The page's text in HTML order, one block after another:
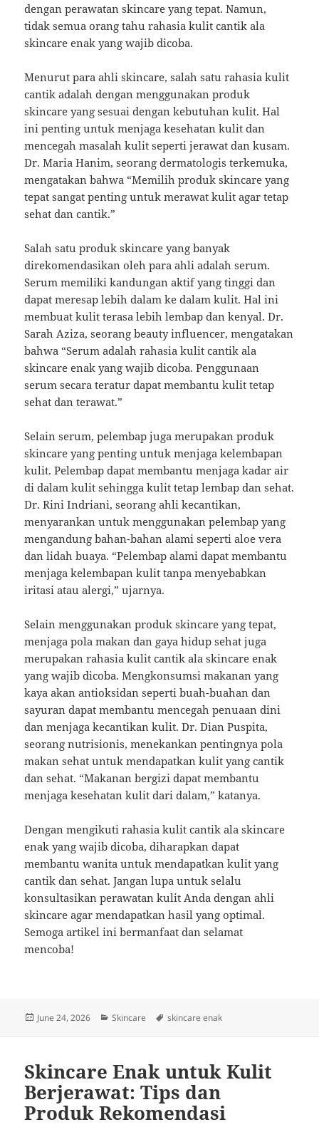
dengan perawatan skincare yang tepat. Namun,
tidak semua orang tahu rahasia kulit cantik ala
skincare enak yang wajib dicoba.
Menurut para ahli skincare, salah satu rahasia kulit
cantik adalah dengan menggunakan produk
skincare yang sesuai dengan kebutuhan kulit. Hal
ini penting untuk menjaga kesehatan kulit dan
mencegah masalah kulit seperti jerawat dan kusam.
Dr. Maria Hanim, seorang dermatologis terkemuka,
mengatakan bahwa “Memilih produk skincare yang
tepat sangat penting untuk merawat kulit agar tetap
sehat dan cantik.”
Salah satu produk skincare yang banyak
direkomendasikan oleh para ahli adalah serum.
Serum memiliki kandungan aktif yang tinggi dan
dapat meresap lebih dalam ke dalam kulit. Hal ini
membuat kulit terasa lebih lembap dan kenyal. Dr.
Sarah Aziza, seorang beauty influencer, mengatakan
bahwa “Serum adalah rahasia kulit cantik ala
skincare enak yang wajib dicoba. Penggunaan
serum secara teratur dapat membantu kulit tetap
sehat dan terawat.”
Selain serum, pelembap juga merupakan produk
skincare yang penting untuk menjaga kelembapan
kulit. Pelembap dapat membantu menjaga kadar air
di dalam kulit sehingga kulit tetap lembap dan sehat.
Dr. Rini Indriani, seorang ahli kecantikan,
menyarankan untuk menggunakan pelembap yang
mengandung bahan-bahan alami seperti aloe vera
dan lidah buaya. “Pelembap alami dapat membantu
menjaga kelembapan kulit tanpa menyebabkan
iritasi atau alergi,” ujarnya.
Selain menggunakan produk skincare yang tepat,
menjaga pola makan dan gaya hidup sehat juga
merupakan rahasia kulit cantik ala skincare enak
yang wajib dicoba. Mengkonsumsi makanan yang
kaya akan antioksidan seperti buah-buahan dan
sayuran dapat membantu mencegah penuaan dini
dan menjaga kecantikan kulit. Dr. Dian Puspita,
seorang nutrisionis, menekankan pentingnya pola
makan sehat untuk mendapatkan kulit yang cantik
dan sehat. “Makanan bergizi dapat membantu
menjaga kesehatan kulit dari dalam,” katanya.
Dengan mengikuti rahasia kulit cantik ala skincare
enak yang wajib dicoba, diharapkan dapat
membantu wanita untuk mendapatkan kulit yang
cantik dan sehat. Jangan lupa untuk selalu
konsultasikan perawatan kulit Anda dengan ahli
skincare agar mendapatkan hasil yang optimal.
Semoga artikel ini bermanfaat dan selamat
mencoba!
Posted
June 24, 2026 Categories
Skincare Tags
skincare enak
Skincare Enak untuk Kulit
Berjerawat: Tips dan
Produk Rekomendasi